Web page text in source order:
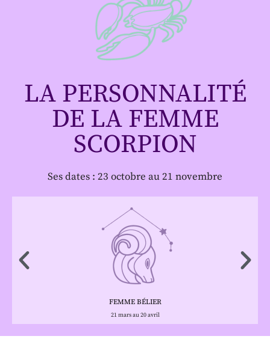
LA PERSONNALITÉ
DE LA FEMME
SCORPION
Ses dates : 23 octobre au 21 novembre
FEMME BÉLIER
21 mars au 20 avril